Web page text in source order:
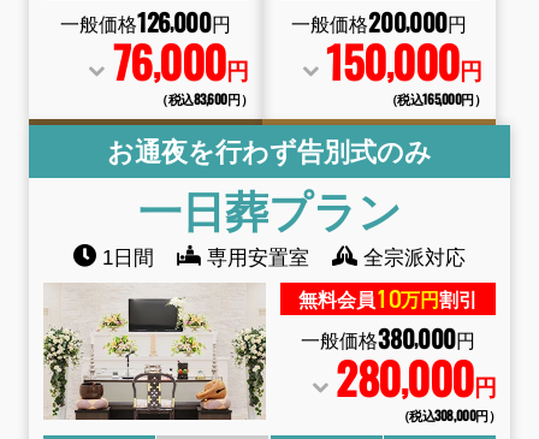
一般価格126,000円
76,000円
（税込83,600円）
一般価格200,000円
150,000円
（税込165,000円）
お通夜を行わず告別式のみ
一日葬プラン
1日間 専用安置室 全宗派対応
無料会員10万円割引
一般価格380,000円
280,000円
（税込308,000円）